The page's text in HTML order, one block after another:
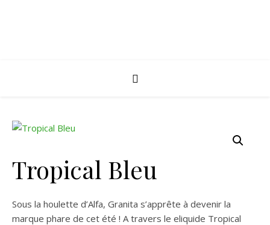
Tropical Bleu
Sous la houlette d’Alfa, Granita s’apprête à devenir la
marque phare de cet été ! A travers le eliquide Tropical